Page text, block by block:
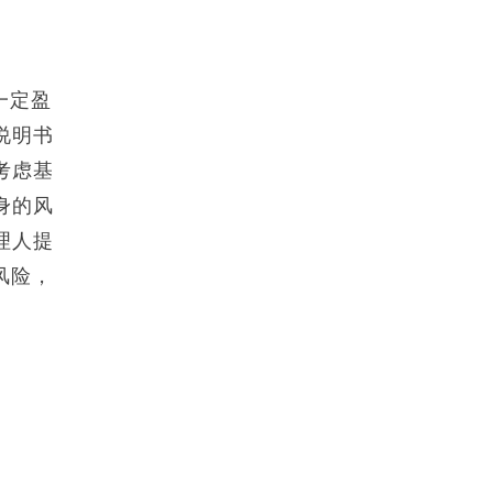
定盈
明书
虑基
的风
人提
，